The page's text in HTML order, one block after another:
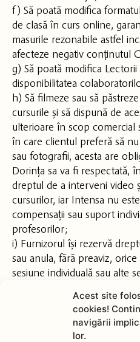
Acest site
cookies!
navigării
lor.
f) Să poată modifica
de clasă în curs online,
masurile rezonabile astfel
afecteze negativ conținutul
g) Să poată modifica
disponibilitatea
h) Să filmeze sau să
cursurile și să dispună de
ulterioare în scop comercial
în care clientul preferă să
sau fotografii, acesta are
Dorința sa va fi respectată,
dreptul de a interveni video
cursurilor, iar Intensa nu
compensații sau suport
profesorilor;
i) Furnizorul își rezervă
sau anula, fără preaviz,
sesiune individuală sau alte
Servicii Bonus nu sunt
în limita stocului sau a
informațiile prezentate pe